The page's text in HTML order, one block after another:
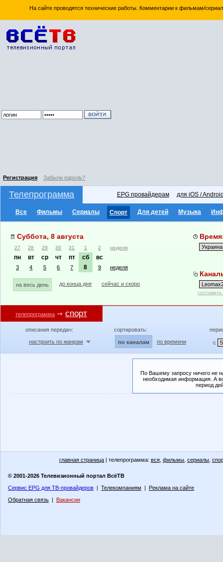
На сайте проводятся технические работы. Комментарии к фильмам/
Регистрация Забыли пароль?
Телепрограмма EPG провайдерам для iOS /
Все Фильмы Сериалы Спорт Для детей Музыка
Суббота, 8 августа
27 28 29 30 31 1 2 неделя
пн вт ср чт пт сб вс
3 4 5 6 7 8 9 неделя
на весь день до конца дня сейчас и скоро
телепрограмма спорт
описания передач:
настроить по жанрам
сортировать:
по каналам по времени с
По Вашему запросу ничего не
необходимая информация. А
период
главная страница | телепрограмма: вся фильмы сериалы
© 2001-2026 Телевизионный портал ВсёТВ
Сервис EPG для ТВ-провайдеров | Телекомпаниям | Реклама на сайте
Обратная связь | Вакансии